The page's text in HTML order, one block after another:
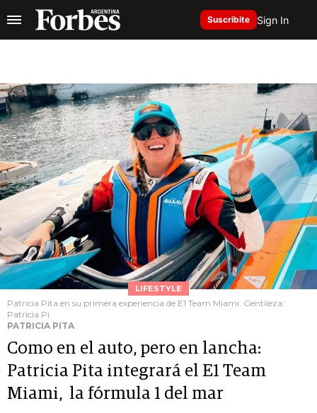
Suscribite Sign In
LIFESTYLE
Patricia Pita en su primera experiencia de E1 Team Miami. Gentileza:
Patricia Pi
PATRICIA PITA
Como en el auto, pero en lancha:
Patricia Pita integrará el E1 Team
Miami, la fórmula 1 del mar